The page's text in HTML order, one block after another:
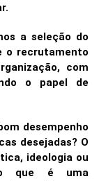
a seleção do
o recrutamento
com
o papel de
desempenho
desejadas? O
ideologia ou
o que é uma